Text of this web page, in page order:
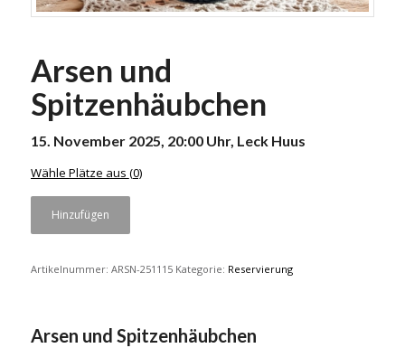
Arsen und
Spitzenhäubchen
15. November 2025, 20:00 Uhr, Leck Huus
Wähle Plätze aus (0)
Hinzufügen
Artikelnummer: ARSN-251115 Kategorie: Reservierung
Arsen und Spitzenhäubchen